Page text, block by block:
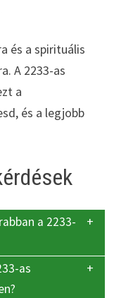
és a spirituális
A 2233-as
a
és a legjobb
a 2233-
as